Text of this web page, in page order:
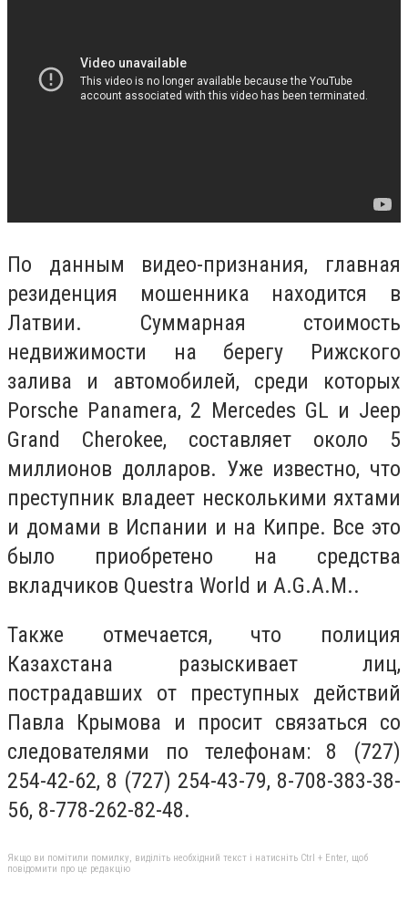
По данным видео-признания, главная
резиденция мошенника находится в
Латвии. Суммарная стоимость
недвижимости на берегу Рижского
залива и автомобилей, среди которых
Porsche Panamera, 2 Mercedes GL и Jeep
Grand Cherokee, составляет около 5
миллионов долларов. Уже известно, что
преступник владеет несколькими яхтами
и домами в Испании и на Кипре. Все это
было приобретено на средства
вкладчиков Questra World и A.G.A.M..
Также отмечается, что полиция
Казахстана разыскивает лиц,
пострадавших от преступных действий
Павла Крымова и просит связаться со
следователями по телефонам: 8 (727)
254-42-62, 8 (727) 254-43-79, 8-708-383-38-
56, 8-778-262-82-48.
Якщо ви помітили помилку, виділіть необхідний текст і натисніть Ctrl + Enter, щоб
повідомити про це редакцію